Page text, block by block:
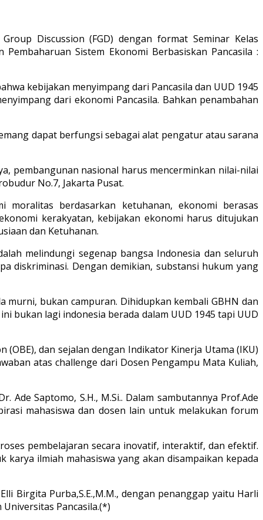
Discussion (FGD) dengan format Seminar Kelas
Sistem Ekonomi Berbasiskan Pancasila :
kebijakan menyimpang dari Pancasila dan UUD 1945
dari ekonomi Pancasila. Bahkan penambahan
dapat berfungsi sebagai alat pengatur atau sarana
pembangunan nasional harus mencerminkan nilai-nilai
No.7, Jakarta Pusat.
moralitas berdasarkan ketuhanan, ekonomi berasas
kerakyatan, kebijakan ekonomi harus ditujukan
dan Ketuhanan.
melindungi segenap bangsa Indonesia dan seluruh
diskriminasi. Dengan demikian, substansi hukum yang
murni, bukan campuran. Dihidupkan kembali GBHN dan
bukan lagi indonesia berada dalam UUD 1945 tapi UUD
(OBE), dan sejalan dengan Indikator Kinerja Utama (IKU)
atas challenge dari Dosen Pengampu Mata Kuliah,
Saptomo, S.H., M.Si.. Dalam sambutannya Prof.Ade
mahasiswa dan dosen lain untuk melakukan forum
pembelajaran secara inovatif, interaktif, dan efektif.
karya ilmiah mahasiswa yang akan disampaikan kepada
Birgita Purba,S.E.,M.M., dengan penanggap yaitu Harli
Pancasila.(*)